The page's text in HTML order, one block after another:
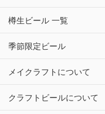
樽生ビール 一覧
季節限定ビール
メイクラフトについて
クラフトビールについて